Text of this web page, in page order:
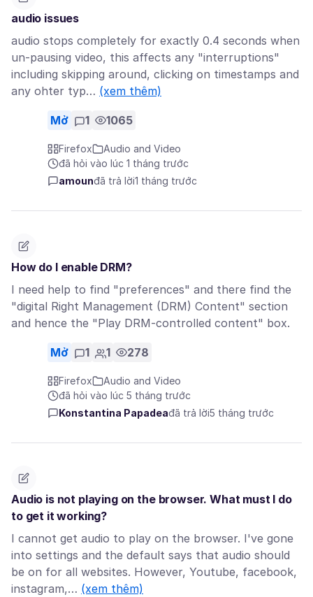
audio issues
audio stops completely for exactly 0.4 seconds when
un-pausing video, this affects any "interruptions"
including skipping around, clicking on timestamps and
any ohter typ… (xem thêm)
Mở 1 1065
Firefox
Audio and Video
đã hỏi vào lúc 1 tháng trước
amounđã trả lời1 tháng trước
How do I enable DRM?
I need help to find "preferences" and there find the
"digital Right Management (DRM) Content" section
and hence the "Play DRM-controlled content" box.
Mở 1 1 278
Firefox
Audio and Video
đã hỏi vào lúc 5 tháng trước
Konstantina Papadeađã trả lời5 tháng trước
Audio is not playing on the browser. What must I do
to get it working?
I cannot get audio to play on the browser. I've gone
into settings and the default says that audio should
be on for all websites. However, Youtube, facebook,
instagram,… (xem thêm)